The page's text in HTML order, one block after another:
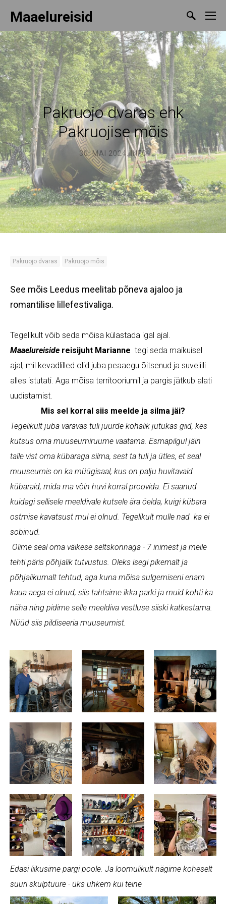
Maaelureisid
Pakruojo dvaras ehk
Pakruojise mõis
30. MAI 2024,INFO
Pakruojo dvaras Pakruojo mõis
See mõis Leedus meelitab põneva ajaloo ja
romantilise lillefestivaliga.
Tegelikult võib seda mõisa külastada igal ajal.
Maaelureiside reisijuht Marianne tegi seda maikuisel
ajal, mil kevadlilled olid juba peaaegu õitsenud ja suvelilli
alles istutati. Aga mõisa territooriumil ja pargis jätkub alati
uudistamist.
Mis sel korral siis meelde ja silma jäi?
Tegelikult juba väravas tuli juurde kohalik jutukas giid, kes
kutsus oma muuseumiruume vaatama. Esmapilgul jäin
talle vist oma kübaraga silma, sest ta tuli ja ütles, et seal
muuseumis on ka müügisaal, kus on palju huvitavaid
kübaraid, mida ma võin huvi korral proovida. Ei saanud
kuidagi sellisele meeldivale kutsele ära öelda, kuigi kübara
ostmise kavatsust mul ei olnud. Tegelikult mulle nad ka ei
sobinud.
Olime seal oma väikese seltskonnaga - 7 inimest ja meile
tehti päris põhjalik tutvustus. Oleks isegi pikemalt ja
põhjalikumalt tehtud, aga kuna mõisa sulgemiseni enam
kaua aega ei olnud, siis tahtsime ikka parki ja muid kohti ka
näha ning pidime selle meeldiva vestluse siiski katkestama.
Nüüd siis pildiseeria muuseumist.
Edasi liikusime pargi poole. Ja loomulikult nägime koheselt
suuri skulptuure - üks uhkem kui teine